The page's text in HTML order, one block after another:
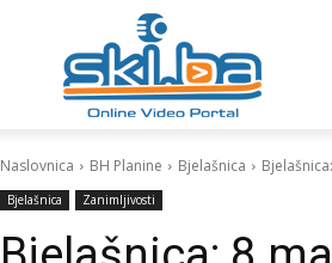
Naslovnica BH Planine Bjelašnica
Bjelašnica Zanimljivosti